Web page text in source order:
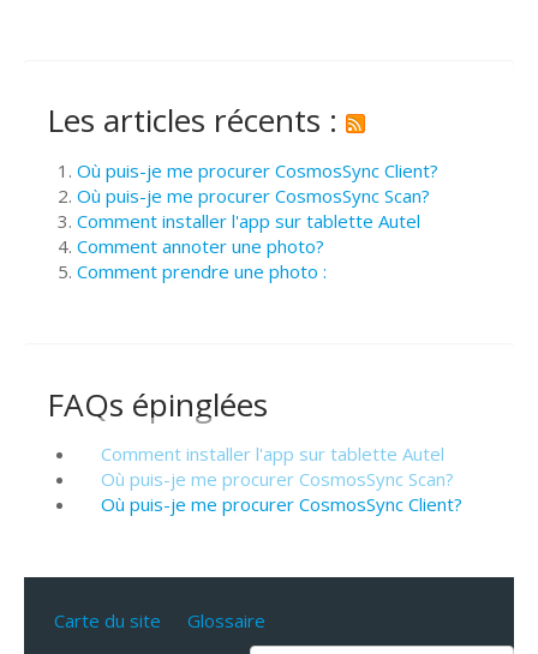
Les articles récents :
Où puis-je me procurer CosmosSync Client?
Où puis-je me procurer CosmosSync Scan?
Comment installer l'app sur tablette Autel
Comment annoter une photo?
Comment prendre une photo :
FAQs épinglées
Comment installer l'app sur tablette Autel
Où puis-je me procurer CosmosSync Scan?
Où puis-je me procurer CosmosSync Client?
Carte du site Glossaire